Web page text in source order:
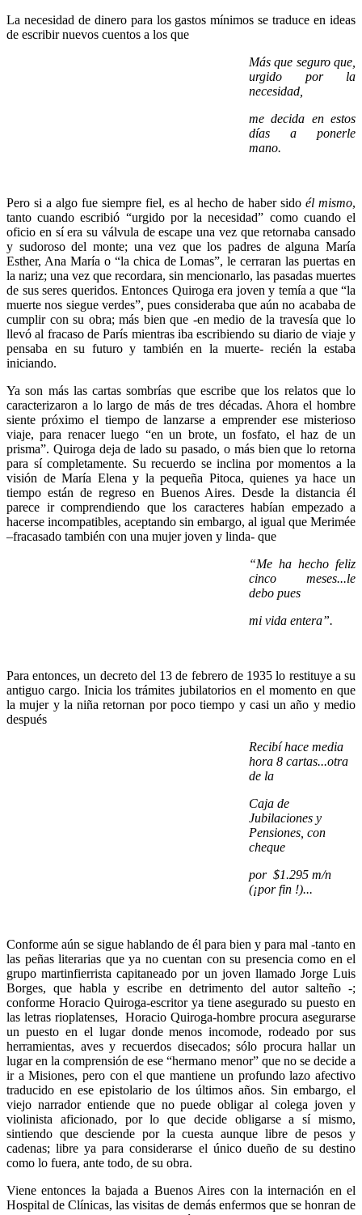
La necesidad de dinero para los gastos mínimos se traduce en ideas
de escribir nuevos cuentos a los que
Más que seguro que,
urgido por la
necesidad,
me decida en estos
días a ponerle
mano.
Pero si a algo fue siempre fiel, es al hecho de haber sido él mismo,
tanto cuando escribió “urgido por la necesidad” como cuando el
oficio en sí era su válvula de escape una vez que retornaba cansado
y sudoroso del monte; una vez que los padres de alguna María
Esther, Ana María o “la chica de Lomas”, le cerraran las puertas en
la nariz; una vez que recordara, sin mencionarlo, las pasadas muertes
de sus seres queridos. Entonces Quiroga era joven y temía a que “la
muerte nos siegue verdes”, pues consideraba que aún no acababa de
cumplir con su obra; más bien que -en medio de la travesía que lo
llevó al fracaso de París mientras iba escribiendo su diario de viaje y
pensaba en su futuro y también en la muerte- recién la estaba
iniciando.
Ya son más las cartas sombrías que escribe que los relatos que lo
caracterizaron a lo largo de más de tres décadas. Ahora el hombre
siente próximo el tiempo de lanzarse a emprender ese misterioso
viaje, para renacer luego “en un brote, un fosfato, el haz de un
prisma”. Quiroga deja de lado su pasado, o más bien que lo retorna
para sí completamente. Su recuerdo se inclina por momentos a la
visión de María Elena y la pequeña Pitoca, quienes ya hace un
tiempo están de regreso en Buenos Aires. Desde la distancia él
parece ir comprendiendo que los caracteres habían empezado a
hacerse incompatibles, aceptando sin embargo, al igual que Merimée
–fracasado también con una mujer joven y linda- que
“Me ha hecho feliz
cinco meses...le
debo pues
mi vida entera”.
Para entonces, un decreto del 13 de febrero de 1935 lo restituye a su
antiguo cargo. Inicia los trámites jubilatorios en el momento en que
la mujer y la niña retornan por poco tiempo y casi un año y medio
después
Recibí hace media
hora 8 cartas...otra
de la
Caja de
Jubilaciones y
Pensiones, con
cheque
por $1.295 m/n
(¡por fin !)...
Conforme aún se sigue hablando de él para bien y para mal -tanto en
las peñas literarias que ya no cuentan con su presencia como en el
grupo martinfierrista capitaneado por un joven llamado Jorge Luis
Borges, que habla y escribe en detrimento del autor salteño -;
conforme Horacio Quiroga-escritor ya tiene asegurado su puesto en
las letras rioplatenses, Horacio Quiroga-hombre procura asegurarse
un puesto en el lugar donde menos incomode, rodeado por sus
herramientas, aves y recuerdos disecados; sólo procura hallar un
lugar en la comprensión de ese “hermano menor” que no se decide a
ir a Misiones, pero con el que mantiene un profundo lazo afectivo
traducido en ese epistolario de los últimos años. Sin embargo, el
viejo narrador entiende que no puede obligar al colega joven y
violinista aficionado, por lo que decide obligarse a sí mismo,
sintiendo que desciende por la cuesta aunque libre de pesos y
cadenas; libre ya para considerarse el único dueño de su destino
como lo fuera, ante todo, de su obra.
Viene entonces la bajada a Buenos Aires con la internación en el
Hospital de Clínicas, las visitas de demás enfermos que se honran de